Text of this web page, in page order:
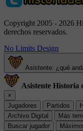
Copyright 2005 - 2026
derechos reservados.
No Limits Design
Asistente: ¿qué
Asistente Historia
×
Jugadores
Partidos
Archivo Digital
Más
Buscar jugador